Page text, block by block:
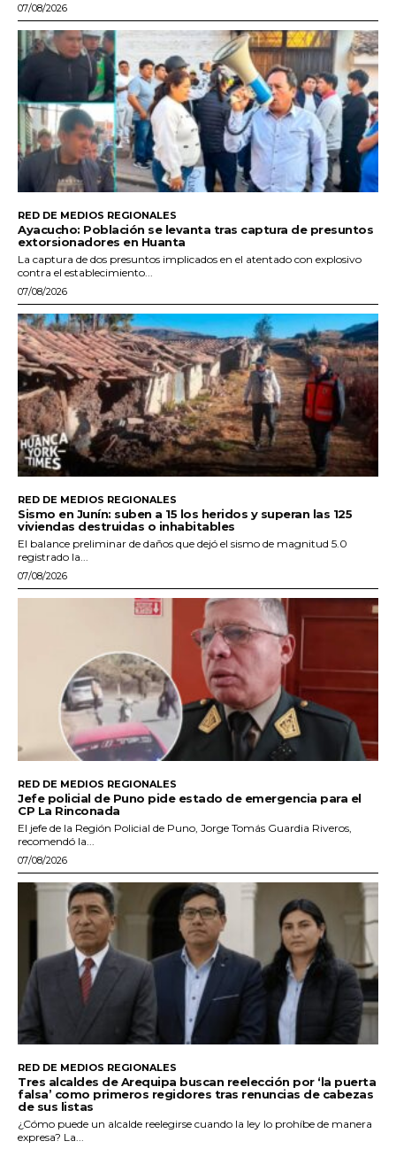
07/08/2026
RED DE MEDIOS REGIONALES
Ayacucho: Población se levanta tras captura de presuntos
extorsionadores en Huanta
La captura de dos presuntos implicados en el atentado con explosivo
contra el establecimiento...
07/08/2026
RED DE MEDIOS REGIONALES
Sismo en Junín: suben a 15 los heridos y superan las 125
viviendas destruidas o inhabitables
El balance preliminar de daños que dejó el sismo de magnitud 5.0
registrado la...
07/08/2026
RED DE MEDIOS REGIONALES
Jefe policial de Puno pide estado de emergencia para el
CP La Rinconada
El jefe de la Región Policial de Puno, Jorge Tomás Guardia Riveros,
recomendó la...
07/08/2026
RED DE MEDIOS REGIONALES
Tres alcaldes de Arequipa buscan reelección por ‘la puerta
falsa’ como primeros regidores tras renuncias de cabezas
de sus listas
¿Cómo puede un alcalde reelegirse cuando la ley lo prohíbe de manera
expresa? La...